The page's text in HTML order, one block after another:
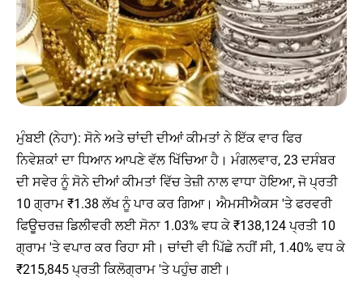
ਮੁੰਬਈ (ਨੇਹਾ): ਸੋਨੇ ਅਤੇ ਚਾਂਦੀ ਦੀਆਂ ਕੀਮਤਾਂ ਨੇ ਇੱਕ ਵਾਰ ਫਿਰ
ਨਿਵੇਸ਼ਕਾਂ ਦਾ ਧਿਆਨ ਆਪਣੇ ਵੱਲ ਖਿੱਚਿਆ ਹੈ। ਮੰਗਲਵਾਰ, 23 ਦਸੰਬਰ
ਦੀ ਸਵੇਰ ਨੂੰ ਸੋਨੇ ਦੀਆਂ ਕੀਮਤਾਂ ਵਿੱਚ ਤੇਜ਼ੀ ਨਾਲ ਵਾਧਾ ਹੋਇਆ, ਜੋ ਪ੍ਰਤੀ
10 ਗ੍ਰਾਮ ₹1.38 ਲੱਖ ਨੂੰ ਪਾਰ ਕਰ ਗਿਆ। ਐਮਸੀਐਕਸ 'ਤੇ ਫਰਵਰੀ
ਫਿਊਚਰਜ਼ ਡਿਲੀਵਰੀ ਲਈ ਸੋਨਾ 1.03% ਵਧ ਕੇ ₹138,124 ਪ੍ਰਤੀ 10
ਗ੍ਰਾਮ 'ਤੇ ਵਪਾਰ ਕਰ ਰਿਹਾ ਸੀ। ਚਾਂਦੀ ਵੀ ਪਿੱਛੇ ਨਹੀਂ ਸੀ, 1.40% ਵਧ ਕੇ
₹215,845 ਪ੍ਰਤੀ ਕਿਲੋਗ੍ਰਾਮ 'ਤੇ ਪਹੁੰਚ ਗਈ।